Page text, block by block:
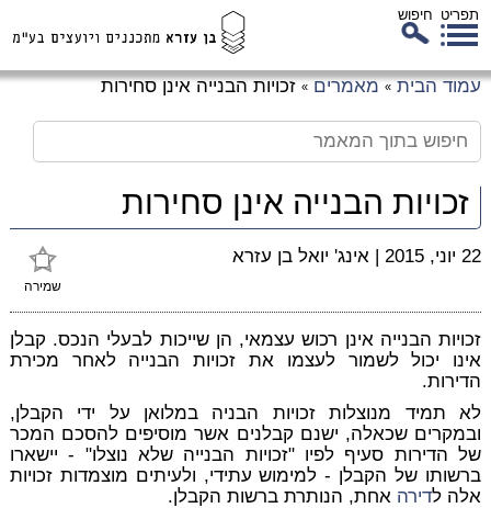
תפריט חיפוש
עמוד הבית » מאמרים » זכויות הבנייה אינן סחירות
זכויות הבנייה אינן סחירות
שמירה
22 יוני, 2015 | אינג' יואל בן עזרא
זכויות הבנייה אינן רכוש עצמאי, הן שייכות לבעלי הנכס. קבלן
אינו יכול לשמור לעצמו את זכויות הבנייה לאחר מכירת
הדירות.
לא תמיד מנוצלות זכויות הבניה במלואן על ידי הקבלן,
ובמקרים שכאלה, ישנם קבלנים אשר מוסיפים להסכם המכר
של הדירות סעיף לפיו "זכויות הבנייה שלא נוצלו" - יישארו
ברשותו של הקבלן - למימוש עתידי, ולעיתים מוצמדות זכויות
אלה לדירה אחת, הנותרת ברשות הקבלן.